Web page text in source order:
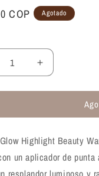
COP Agotado
Aumentar
cantidad
para
Iluminador
líquido
Halo
Glow
Highlight Beauty
un aplicador de